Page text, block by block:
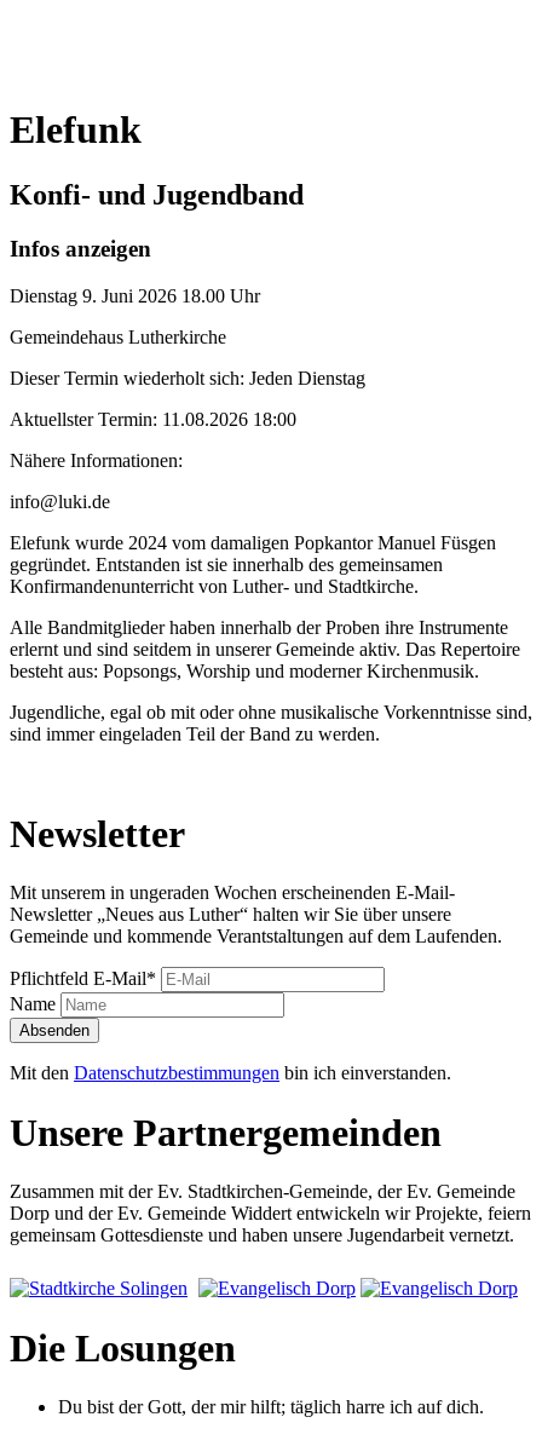
Elefunk
Konfi- und Jugendband
Infos anzeigen
Dienstag 9. Juni 2026 18.00 Uhr
Gemeindehaus Lutherkirche
Dieser Termin wiederholt sich: Jeden Dienstag
Aktuellster Termin: 11.08.2026 18:00
Nähere Informationen:
info@luki.de
Elefunk wurde 2024 vom damaligen Popkantor Manuel Füsgen
gegründet. Entstanden ist sie innerhalb des gemeinsamen
Konfirmandenunterricht von Luther- und Stadtkirche.
Alle Bandmitglieder haben innerhalb der Proben ihre Instrumente
erlernt und sind seitdem in unserer Gemeinde aktiv. Das Repertoire
besteht aus: Popsongs, Worship und moderner Kirchenmusik.
Jugendliche, egal ob mit oder ohne musikalische Vorkenntnisse sind,
sind immer eingeladen Teil der Band zu werden.
Newsletter
Mit unserem in ungeraden Wochen erscheinenden E-Mail-
Newsletter „Neues aus Luther“ halten wir Sie über unsere
Gemeinde und kommende Verantstaltungen auf dem Laufenden.
Pflichtfeld E-Mail*
Name
Absenden
Mit den Datenschutzbestimmungen bin ich einverstanden.
Unsere Partnergemeinden
Zusammen mit der Ev. Stadtkirchen-Gemeinde, der Ev. Gemeinde
Dorp und der Ev. Gemeinde Widdert entwickeln wir Projekte, feiern
gemeinsam Gottesdienste und haben unsere Jugendarbeit vernetzt.
Die Losungen
Du bist der Gott, der mir hilft; täglich harre ich auf dich.